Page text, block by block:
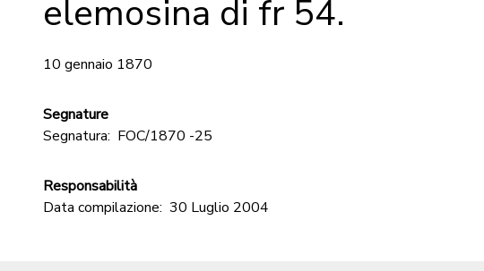
elemosina di fr 54.
10 gennaio 1870
Segnature
Segnatura: FOC/1870 -25
Responsabilità
Data compilazione: 30 Luglio 2004